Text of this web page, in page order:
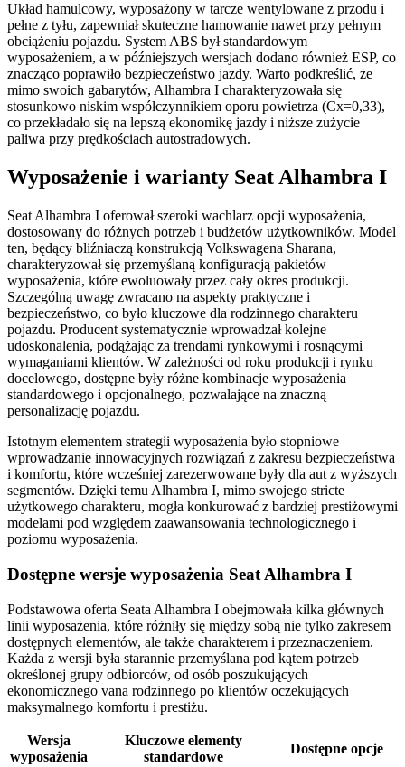
Układ hamulcowy, wyposażony w tarcze wentylowane z przodu i
pełne z tyłu, zapewniał skuteczne hamowanie nawet przy pełnym
obciążeniu pojazdu. System ABS był standardowym
wyposażeniem, a w późniejszych wersjach dodano również ESP, co
znacząco poprawiło bezpieczeństwo jazdy. Warto podkreślić, że
mimo swoich gabarytów, Alhambra I charakteryzowała się
stosunkowo niskim współczynnikiem oporu powietrza (Cx=0,33),
co przekładało się na lepszą ekonomikę jazdy i niższe zużycie
paliwa przy prędkościach autostradowych.
Wyposażenie i warianty Seat Alhambra I
Seat Alhambra I oferował szeroki wachlarz opcji wyposażenia,
dostosowany do różnych potrzeb i budżetów użytkowników. Model
ten, będący bliźniaczą konstrukcją Volkswagena Sharana,
charakteryzował się przemyślaną konfiguracją pakietów
wyposażenia, które ewoluowały przez cały okres produkcji.
Szczególną uwagę zwracano na aspekty praktyczne i
bezpieczeństwo, co było kluczowe dla rodzinnego charakteru
pojazdu. Producent systematycznie wprowadzał kolejne
udoskonalenia, podążając za trendami rynkowymi i rosnącymi
wymaganiami klientów. W zależności od roku produkcji i rynku
docelowego, dostępne były różne kombinacje wyposażenia
standardowego i opcjonalnego, pozwalające na znaczną
personalizację pojazdu.
Istotnym elementem strategii wyposażenia było stopniowe
wprowadzanie innowacyjnych rozwiązań z zakresu bezpieczeństwa
i komfortu, które wcześniej zarezerwowane były dla aut z wyższych
segmentów. Dzięki temu Alhambra I, mimo swojego stricte
użytkowego charakteru, mogła konkurować z bardziej prestiżowymi
modelami pod względem zaawansowania technologicznego i
poziomu wyposażenia.
Dostępne wersje wyposażenia Seat Alhambra I
Podstawowa oferta Seata Alhambra I obejmowała kilka głównych
linii wyposażenia, które różniły się między sobą nie tylko zakresem
dostępnych elementów, ale także charakterem i przeznaczeniem.
Każda z wersji była starannie przemyślana pod kątem potrzeb
określonej grupy odbiorców, od osób poszukujących
ekonomicznego vana rodzinnego po klientów oczekujących
maksymalnego komfortu i prestiżu.
Wersja
wyposażenia
Kluczowe elementy
standardowe
Dostępne opcje